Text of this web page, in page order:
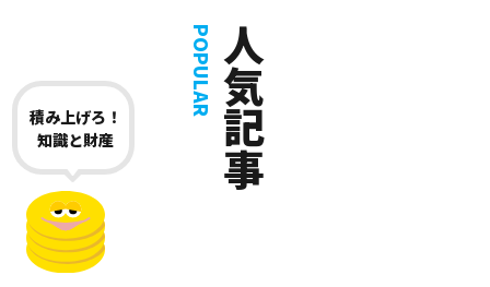
人気記事
POPULAR
積み上げろ！
知識と財産